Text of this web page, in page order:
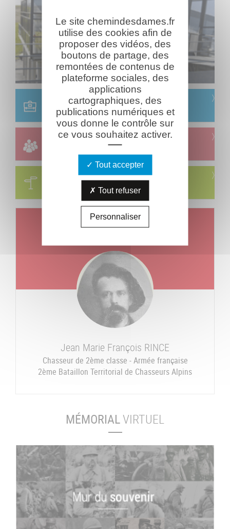
Scolaire
Réservation & informations
Groupes
Réservation & informations
Circuits
Visites & parcours thématiques
Un jour, un combattant
Jean Marie François RINCE
Chasseur de 2ème classe - Armée française
2ème Bataillon Territorial de Chasseurs Alpins
MÉMORIALVIRTUEL
Le site chemindesdames.fr
utilise des cookies afin de
proposer des vidéos, des
boutons de partage, des
remontées de contenus de
plateforme sociales, des
applications
cartographiques, des
publications numériques et
vous donne le contrôle sur
ce vous souhaitez activer.
Tout accepter
Tout refuser
Personnaliser